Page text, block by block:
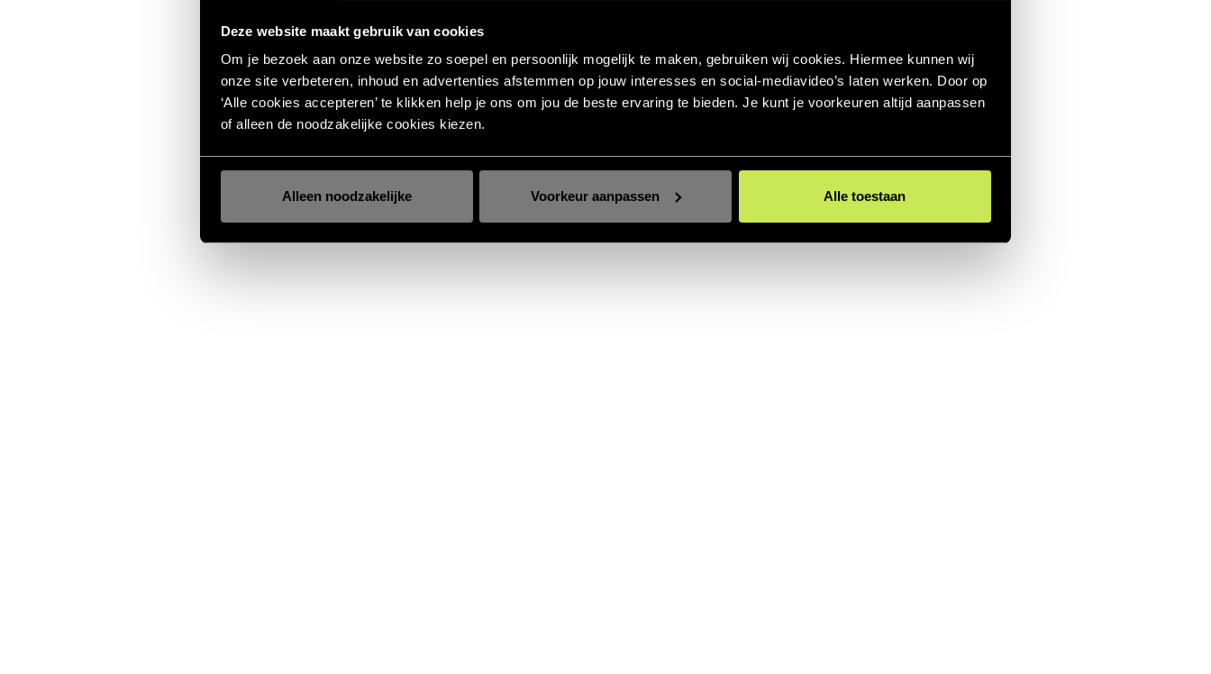
Deze website maakt gebruik van cookies
Om je bezoek aan onze website zo soepel en persoonlijk mogelijk te maken, gebruiken wij cookies. Hiermee kunnen wij
onze site verbeteren, inhoud en advertenties afstemmen op jouw interesses en social‑mediavideo’s laten werken. Door op
‘Alle cookies accepteren’ te klikken help je ons om jou de beste ervaring te bieden. Je kunt je voorkeuren altijd aanpassen
of alleen de noodzakelijke cookies kiezen.
Alleen noodzakelijke Voorkeur aanpassen Alle toestaan